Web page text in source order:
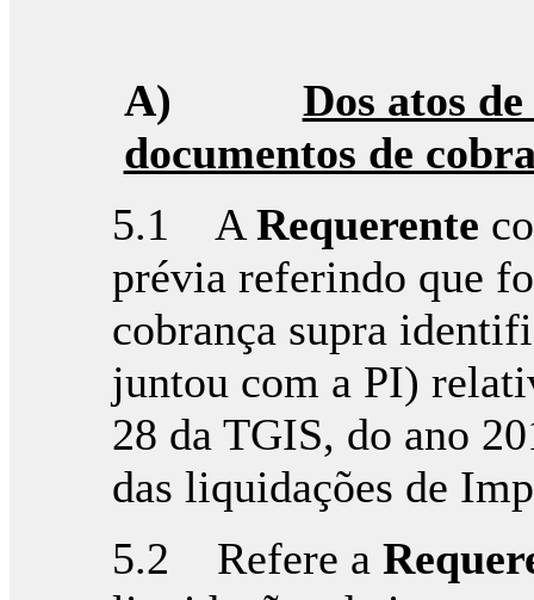
A) Dos atos
documentos de
5.1 ARequerente
prévia referindo que
cobrança supra
juntou com a PI)
28 da TGIS, do ano
das liquidações de
5.2 Refere a